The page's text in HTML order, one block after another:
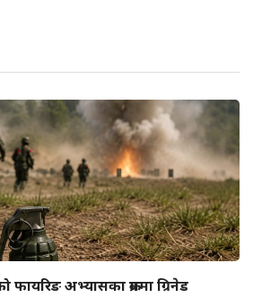
फायरिङ अभ्यासका क्रममा ग्रिनेड